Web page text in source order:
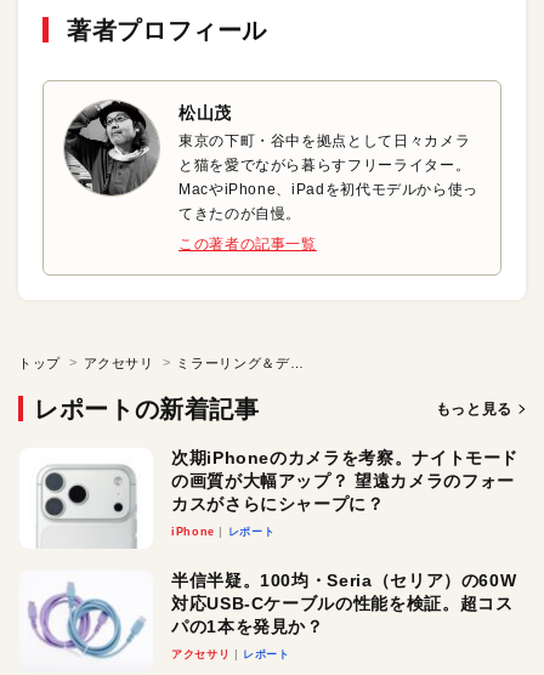
著者プロフィール
松山茂
東京の下町・谷中を拠点として日々カメラ
と猫を愛でながら暮らすフリーライター。
MacやiPhone、iPadを初代モデルから使っ
てきたのが自慢。
この著者の記事一覧
トップ アクセサリ
レポートの新着記事 もっと見る
次期iPhoneのカメラを考察。ナイトモード
の画質が大幅アップ？ 望遠カメラのフォー
カスがさらにシャープに？
iPhone レポート
半信半疑。100均・Seria（セリア）の60W
対応USB-Cケーブルの性能を検証。超コス
パの1本を発見か？
アクセサリ レポート